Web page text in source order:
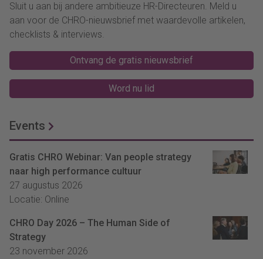
Sluit u aan bij andere ambitieuze HR-Directeuren. Meld u
aan voor de CHRO-nieuwsbrief met waardevolle artikelen,
checklists & interviews.
Ontvang de gratis nieuwsbrief
Word nu lid
Events
Gratis CHRO Webinar: Van people strategy
naar high performance cultuur
27 augustus 2026
Locatie: Online
CHRO Day 2026 – The Human Side of
Strategy
23 november 2026